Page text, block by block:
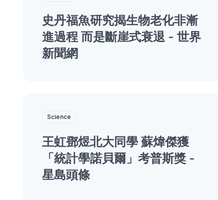
史丹福魚研究揭生物老化非漸
進過程 而是斷崖式衰退 - 世界
新聞網
Science
王虹鄧煜北大同學 蘇煒傑獲
「統計學諾貝爾」考普斯獎 -
星島頭條